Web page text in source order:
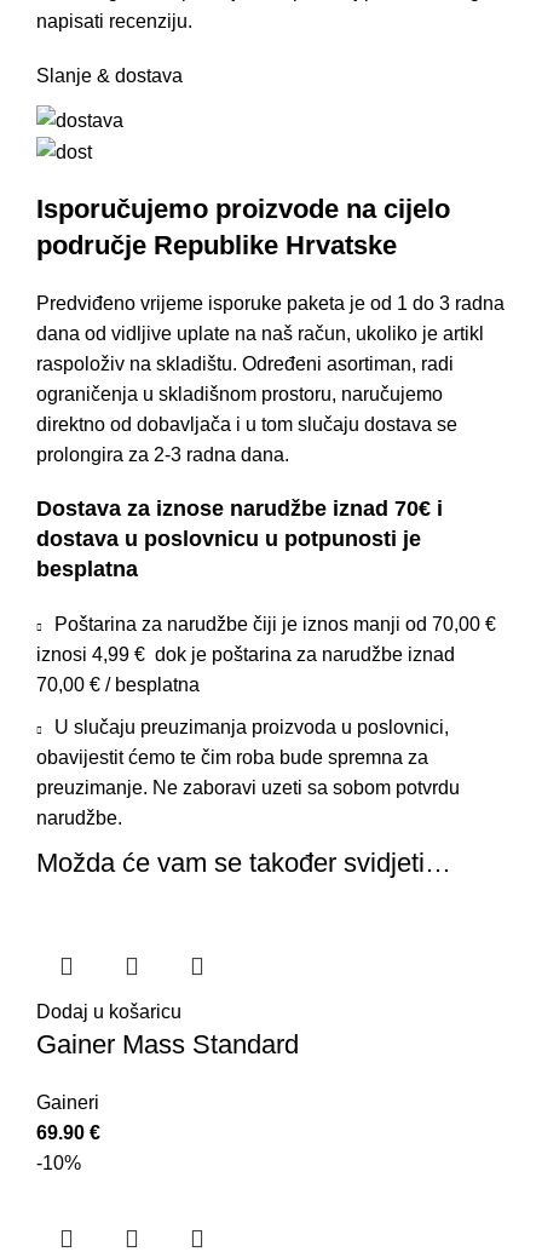
napisati recenziju.
Slanje & dostava
Isporučujemo proizvode na cijelo
područje Republike Hrvatske
Predviđeno vrijeme isporuke paketa je od 1 do 3 radna
dana od vidljive uplate na naš račun, ukoliko je artikl
raspoloživ na skladištu. Određeni asortiman, radi
ograničenja u skladišnom prostoru, naručujemo
direktno od dobavljača i u tom slučaju dostava se
prolongira za 2-3 radna dana.
Dostava za iznose narudžbe iznad 70€ i
dostava u poslovnicu u potpunosti je
besplatna
Poštarina za narudžbe čiji je iznos manji od 70,00 €
iznosi 4,99 € dok je poštarina za narudžbe iznad
70,00 € / besplatna
U slučaju preuzimanja proizvoda u poslovnici,
obavijestit ćemo te čim roba bude spremna za
preuzimanje. Ne zaboravi uzeti sa sobom potvrdu
narudžbe.
Možda će vam se također svidjeti…
Dodaj u košaricu
Gainer Mass Standard
Gaineri
69.90 €
-10%